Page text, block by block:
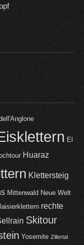
El
Huaraz
Klettersteig
Mittenwald Neue Welt
rechte
Skitour
Yosemite Zillertal